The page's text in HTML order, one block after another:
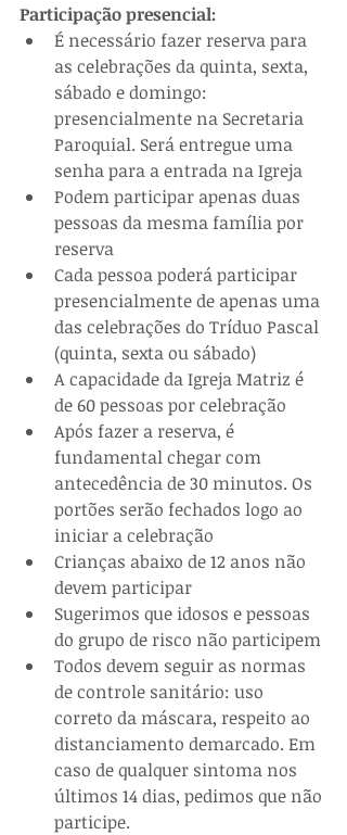
Participação presencial:
É necessário fazer reserva para
as celebrações da quinta, sexta,
sábado e domingo:
presencialmente na Secretaria
Paroquial. Será entregue uma
senha para a entrada na Igreja
Podem participar apenas duas
pessoas da mesma família por
reserva
Cada pessoa poderá participar
presencialmente de apenas uma
das celebrações do Tríduo Pascal
(quinta, sexta ou sábado)
A capacidade da Igreja Matriz é
de 60 pessoas por celebração
Após fazer a reserva, é
fundamental chegar com
antecedência de 30 minutos. Os
portões serão fechados logo ao
iniciar a celebração
Crianças abaixo de 12 anos não
devem participar
Sugerimos que idosos e pessoas
do grupo de risco não participem
Todos devem seguir as normas
de controle sanitário: uso
correto da máscara, respeito ao
distanciamento demarcado. Em
caso de qualquer sintoma nos
últimos 14 dias, pedimos que não
participe.